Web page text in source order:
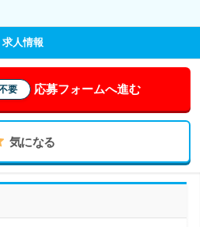
求人情報
要 応募フォームへ進む
気になる